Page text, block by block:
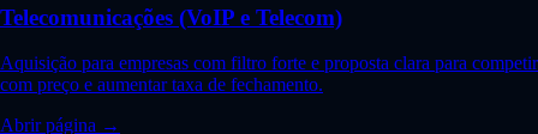
Telecomunicações (VoIP e Telecom)
Aquisição para empresas com filtro forte e proposta clara para competir
com preço e aumentar taxa de fechamento.
Abrir página →